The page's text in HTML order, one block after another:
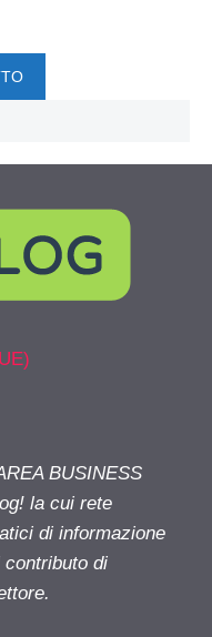
BUSINESS
la cui rete
di informazione
contributo di